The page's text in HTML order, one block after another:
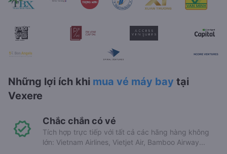
Những lợi ích khi mua vé máy bay tại
Vexere
Chắc chắn có vé
Tích hợp trực tiếp với tất cả các hãng hàng không
lớn: Vietnam Airlines, Vietjet Air, Bamboo Airway...